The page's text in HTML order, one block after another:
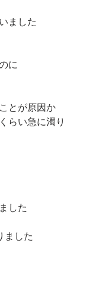
ました
に
とが原因か
らい急に濁り
した
ました